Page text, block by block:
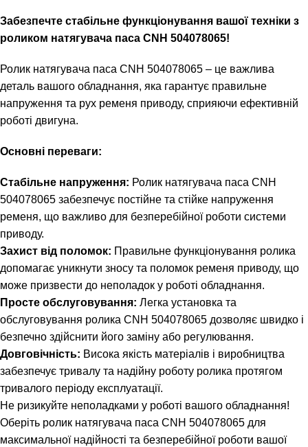
Забезпечте стабільне функціонування вашої техніки з
роликом натягувача паса CNH 504078065!
Ролик натягувача паса CNH 504078065 – це важлива
деталь вашого обладнання, яка гарантує правильне
напруження та рух ременя приводу, сприяючи ефективній
роботі двигуна.
Основні переваги:
Стабільне напруження: Ролик натягувача паса CNH
504078065 забезпечує постійне та стійке напруження
ременя, що важливо для безперебійної роботи системи
приводу.
Захист від поломок: Правильне функціонування ролика
допомагає уникнути зносу та поломок ременя приводу, що
може призвести до неполадок у роботі обладнання.
Просте обслуговування: Легка установка та
обслуговування ролика CNH 504078065 дозволяє швидко і
безпечно здійснити його заміну або регулювання.
Довговічність: Висока якість матеріалів і виробництва
забезпечує тривалу та надійну роботу ролика протягом
тривалого періоду експлуатації.
Не ризикуйте неполадками у роботі вашого обладнання!
Оберіть ролик натягувача паса CNH 504078065 для
максимальної надійності та безперебійної роботи вашої